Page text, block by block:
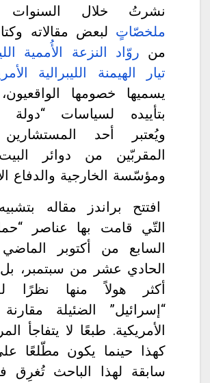
نشرتُ خلال السنوات
ملخصّاتٍ لبعض مقالاته
من روّاد النزعة الأُممية
تيار الهيمنة الليبرالية
يسميها خصومها
بتأييده لسياسات “دولة
ويُعتبر أحد المستشارين
المقربّين من دوائر
ومؤسّسة الخارجية والدفاع
افتتح براندز مقاله
التّي قامت بها عناصر
السابع من أكتوبر
الحادي عشر من سبتمبر، بل
أكثر هولاً منها نظرًا
“إسرائيل” الضئيلة مقارنة
الأمريكية. طبعًا لا يتفاجأ
كهذا حينما يكون مطّلعًا
سابقة لهذا الباحث تُغرِق